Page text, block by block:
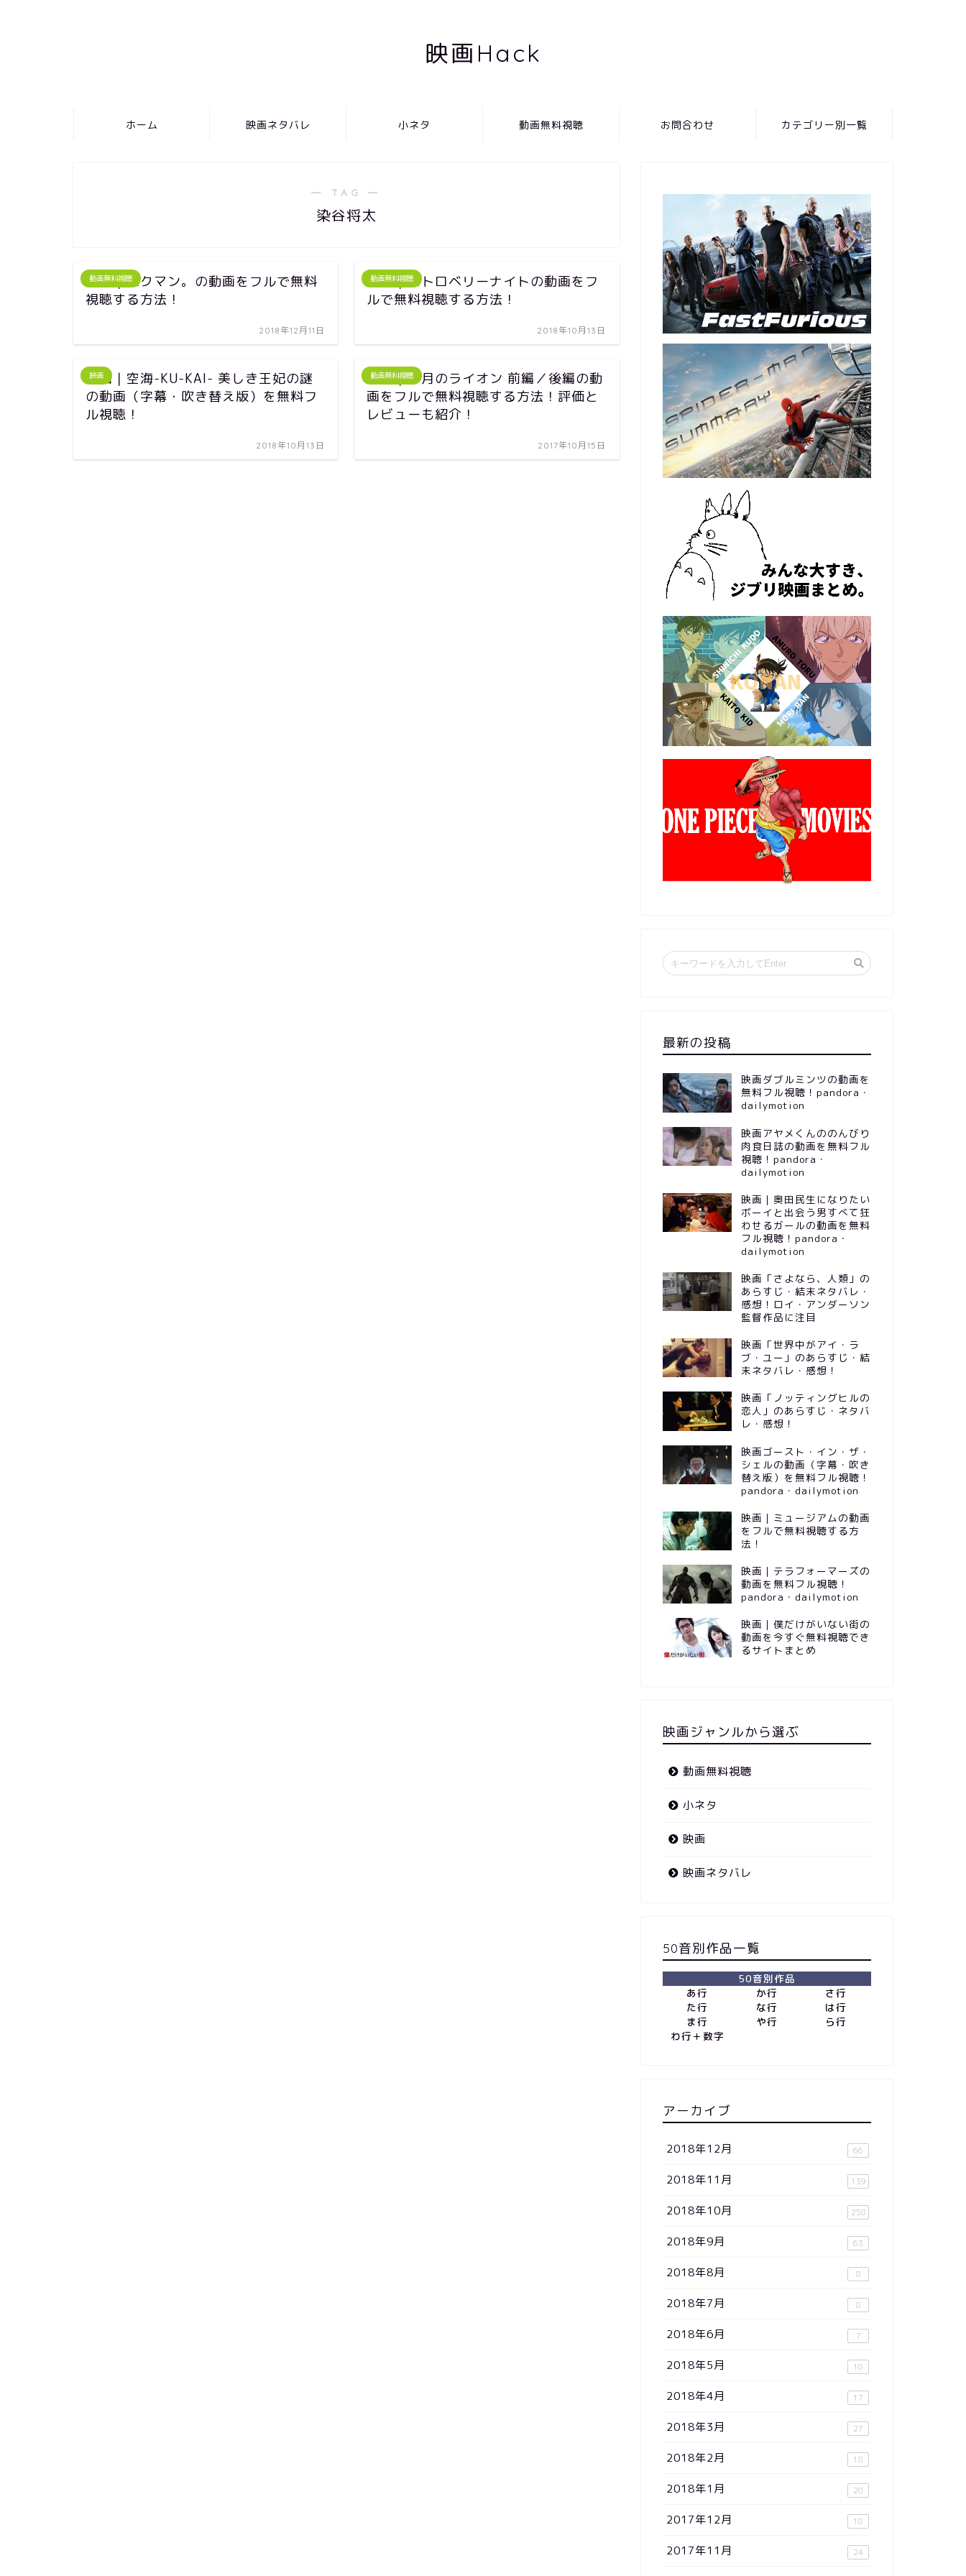
映画Hack
ホーム 映画ネタバレ 小ネタ 動画無料視聴 お問合わせ カテゴリー別一覧
― TAG ―
染谷将太
動画無料視聴
映画｜バクマン。の動画をフルで無料
視聴する方法！
2018年12月11日
動画無料視聴
映画｜ストロベリーナイトの動画をフ
ルで無料視聴する方法！
2018年10月13日
映画
映画｜空海-KU-KAI- 美しき王妃の謎
の動画（字幕・吹き替え版）を無料フ
ル視聴！
2018年10月13日
動画無料視聴
映画｜３月のライオン 前編／後編の動
画をフルで無料視聴する方法！評価と
レビューも紹介！
2017年10月15日
最新の投稿
映画ダブルミンツの動画を
無料フル視聴！pandora・
dailymotion
映画アヤメくんののんびり
肉食日誌の動画を無料フル
視聴！pandora・
dailymotion
映画｜奥田民生になりたい
ボーイと出会う男すべて狂
わせるガールの動画を無料
フル視聴！pandora・
dailymotion
映画「さよなら、人類」の
あらすじ・結末ネタバレ・
感想！ロイ・アンダーソン
監督作品に注目
映画「世界中がアイ・ラ
ブ・ユー」のあらすじ・結
末ネタバレ・感想！
映画「ノッティングヒルの
恋人」のあらすじ・ネタバ
レ・感想！
映画ゴースト・イン・ザ・
シェルの動画（字幕・吹き
替え版）を無料フル視聴！
pandora・dailymotion
映画｜ミュージアムの動画
をフルで無料視聴する方
法！
映画｜テラフォーマーズの
動画を無料フル視聴！
pandora・dailymotion
映画｜僕だけがいない街の
動画を今すぐ無料視聴でき
るサイトまとめ
映画ジャンルから選ぶ
動画無料視聴
小ネタ
映画
映画ネタバレ
50音別作品一覧
50音別作品
あ行
か行
さ行
た行
な行
は行
ま行
や行
ら行
わ行＋数字
アーカイブ
2018年12月 66
2018年11月 139
2018年10月 258
2018年9月 63
2018年8月 8
2018年7月 8
2018年6月 7
2018年5月 10
2018年4月 17
2018年3月 27
2018年2月 18
2018年1月 20
2017年12月 18
2017年11月 24